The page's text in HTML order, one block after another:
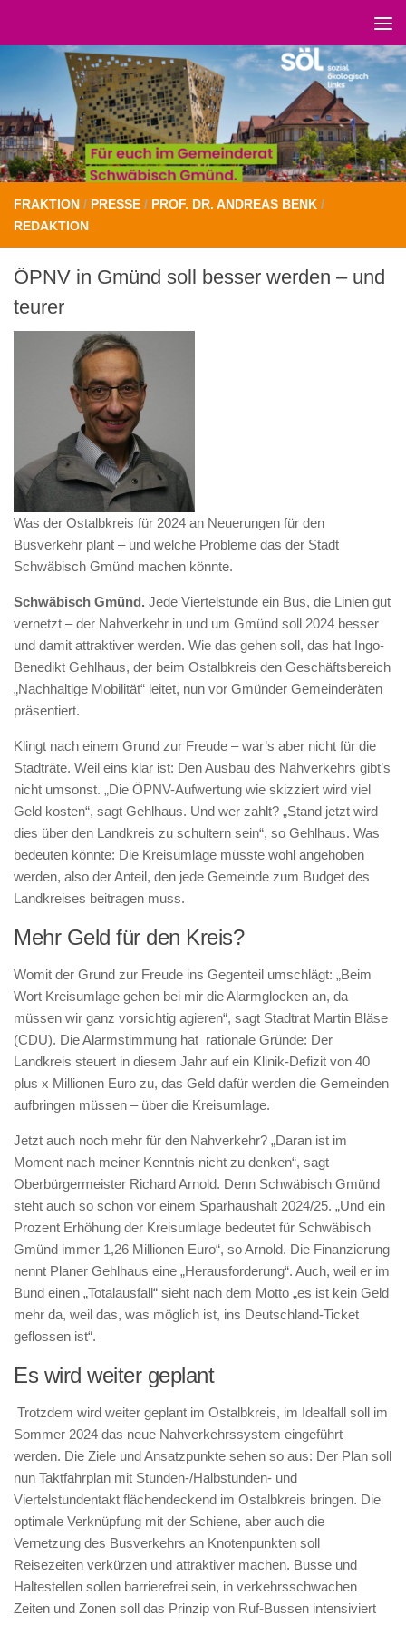
FRAKTION / PRESSE / PROF. DR. ANDREAS BENK /
REDAKTION
ÖPNV in Gmünd soll besser werden – und
teurer
Was der Ostalbkreis für 2024 an Neuerungen für den
Busverkehr plant – und welche Probleme das der Stadt
Schwäbisch Gmünd machen könnte.
Schwäbisch Gmünd. Jede Viertelstunde ein Bus, die Linien gut
vernetzt – der Nahverkehr in und um Gmünd soll 2024 besser
und damit attraktiver werden. Wie das gehen soll, das hat Ingo-
Benedikt Gehlhaus, der beim Ostalbkreis den Geschäftsbereich
„Nachhaltige Mobilität“ leitet, nun vor Gmünder Gemeinderäten
präsentiert.
Klingt nach einem Grund zur Freude – war’s aber nicht für die
Stadträte. Weil eins klar ist: Den Ausbau des Nahverkehrs gibt’s
nicht umsonst. „Die ÖPNV-Aufwertung wie skizziert wird viel
Geld kosten“, sagt Gehlhaus. Und wer zahlt? „Stand jetzt wird
dies über den Landkreis zu schultern sein“, so Gehlhaus. Was
bedeuten könnte: Die Kreisumlage müsste wohl angehoben
werden, also der Anteil, den jede Gemeinde zum Budget des
Landkreises beitragen muss.
Mehr Geld für den Kreis?
Womit der Grund zur Freude ins Gegenteil umschlägt: „Beim
Wort Kreisumlage gehen bei mir die Alarmglocken an, da
müssen wir ganz vorsichtig agieren“, sagt Stadtrat Martin Bläse
(CDU). Die Alarmstimmung hat rationale Gründe: Der
Landkreis steuert in diesem Jahr auf ein Klinik-Defizit von 40
plus x Millionen Euro zu, das Geld dafür werden die Gemeinden
aufbringen müssen – über die Kreisumlage.
Jetzt auch noch mehr für den Nahverkehr? „Daran ist im
Moment nach meiner Kenntnis nicht zu denken“, sagt
Oberbürgermeister Richard Arnold. Denn Schwäbisch Gmünd
steht auch so schon vor einem Sparhaushalt 2024/25. „Und ein
Prozent Erhöhung der Kreisumlage bedeutet für Schwäbisch
Gmünd immer 1,26 Millionen Euro“, so Arnold. Die Finanzierung
nennt Planer Gehlhaus eine „Herausforderung“. Auch, weil er im
Bund einen „Totalausfall“ sieht nach dem Motto „es ist kein Geld
mehr da, weil das, was möglich ist, ins Deutschland-Ticket
geflossen ist“.
Es wird weiter geplant
Trotzdem wird weiter geplant im Ostalbkreis, im Idealfall soll im
Sommer 2024 das neue Nahverkehrssystem eingeführt
werden. Die Ziele und Ansatzpunkte sehen so aus: Der Plan soll
nun Taktfahrplan mit Stunden-/Halbstunden- und
Viertelstundentakt flächendeckend im Ostalbkreis bringen. Die
optimale Verknüpfung mit der Schiene, aber auch die
Vernetzung des Busverkehrs an Knotenpunkten soll
Reisezeiten verkürzen und attraktiver machen. Busse und
Haltestellen sollen barrierefrei sein, in verkehrsschwachen
Zeiten und Zonen soll das Prinzip von Ruf-Bussen intensiviert